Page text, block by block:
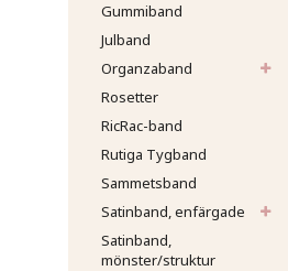
Gummiband
Julband
Organzaband
Rosetter
RicRac-band
Rutiga Tygband
Sammetsband
Satinband, enfärgade
Satinband,
mönster/struktur